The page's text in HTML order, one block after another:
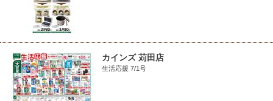
カインズ 苅田店
生活応援 7/1号